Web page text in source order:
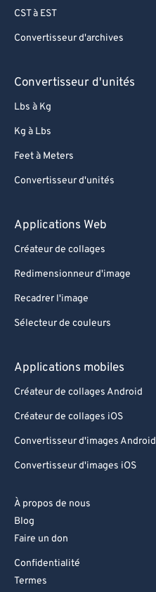
CST à EST
Convertisseur d'archives
Convertisseur d'unités
Lbs à Kg
Kg à Lbs
Feet à Meters
Convertisseur d'unités
Applications Web
Créateur de collages
Redimensionneur d'image
Recadrer l'image
Sélecteur de couleurs
Applications mobiles
Créateur de collages Android
Créateur de collages iOS
Convertisseur d'images Android
Convertisseur d'images iOS
À propos de nous
Blog
Faire un don
Confidentialité
Termes